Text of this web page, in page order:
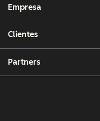
Empresa
Clientes
Partners